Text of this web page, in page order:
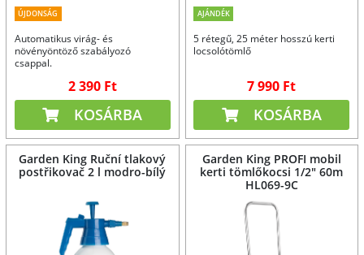
ÚJDONSÁG
Automatikus virág- és
növényöntöző szabályozó
csappal.
2 390 Ft
KOSÁRBA
AJÁNDÉK
5 rétegű, 25 méter hosszú kerti
locsolótömlő
7 990 Ft
KOSÁRBA
Garden King Ruční tlakový
postřikovač 2 l modro-bílý
Garden King PROFI mobil
kerti tömlőkocsi 1/2" 60m
HL069-9C